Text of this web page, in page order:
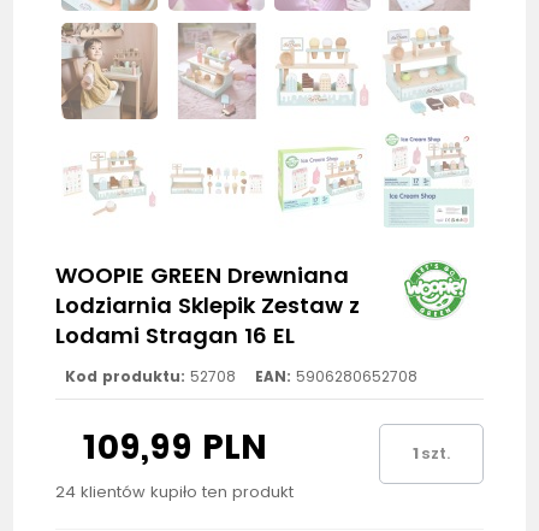
WOOPIE GREEN Drewniana
Lodziarnia Sklepik Zestaw z
Lodami Stragan 16 EL
Kod produktu: 52708 EAN: 5906280652708
109,99 PLN
24 klientów kupiło ten produkt
szt.